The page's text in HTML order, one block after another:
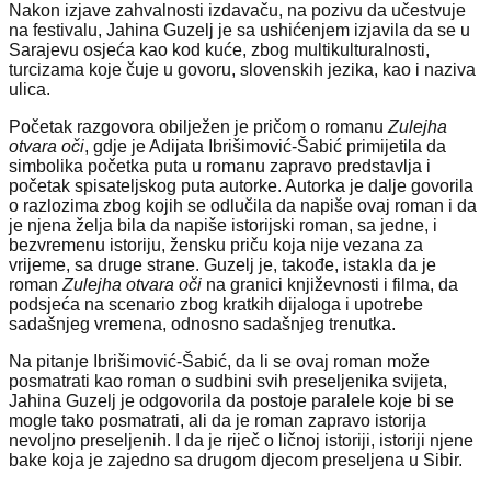
Nakon izjave zahvalnosti izdavaču, na pozivu da učestvuje
na festivalu, Jahina Guzelj je sa ushićenjem izjavila da se u
Sarajevu osjeća kao kod kuće, zbog multikulturalnosti,
turcizama koje čuje u govoru, slovenskih jezika, kao i naziva
ulica.
Početak razgovora obilježen je pričom o romanu Zulejha
otvara oči, gdje je Adijata Ibrišimović-Šabić primijetila da
simbolika početka puta u romanu zapravo predstavlja i
početak spisateljskog puta autorke. Autorka je dalje govorila
o razlozima zbog kojih se odlučila da napiše ovaj roman i da
je njena želja bila da napiše istorijski roman, sa jedne, i
bezvremenu istoriju, žensku priču koja nije vezana za
vrijeme, sa druge strane. Guzelj je, takođe, istakla da je
roman Zulejha otvara oči na granici književnosti i filma, da
podsjeća na scenario zbog kratkih dijaloga i upotrebe
sadašnjeg vremena, odnosno sadašnjeg trenutka.
Na pitanje Ibrišimović-Šabić, da li se ovaj roman može
posmatrati kao roman o sudbini svih preseljenika svijeta,
Jahina Guzelj je odgovorila da postoje paralele koje bi se
mogle tako posmatrati, ali da je roman zapravo istorija
nevoljno preseljenih. I da je riječ o ličnoj istoriji, istoriji njene
bake koja je zajedno sa drugom djecom preseljena u Sibir.